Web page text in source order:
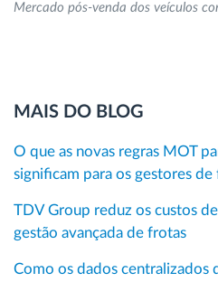
Mercado pós-venda dos veículos
MAIS DO BLOG
O que as novas regras MOT
significam para os gestores de
TDV Group reduz os custos
gestão avançada de frotas
Como os dados centralizados